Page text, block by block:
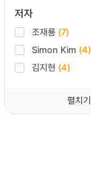
저자
조재룡 (7)
Simon Kim (4)
김지현 (4)
펼치기